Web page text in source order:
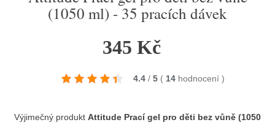
(1050 ml) - 35 pracích dávek
345 Kč
4.4 / 5 ( 14 hodnocení )
Výjimečný produkt Attitude Prací gel pro děti bez vůně (1050